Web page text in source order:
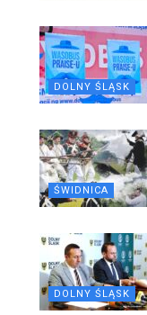
DOLNY ŚLĄSK
ŚWIDNICA
DOLNY ŚLĄSK